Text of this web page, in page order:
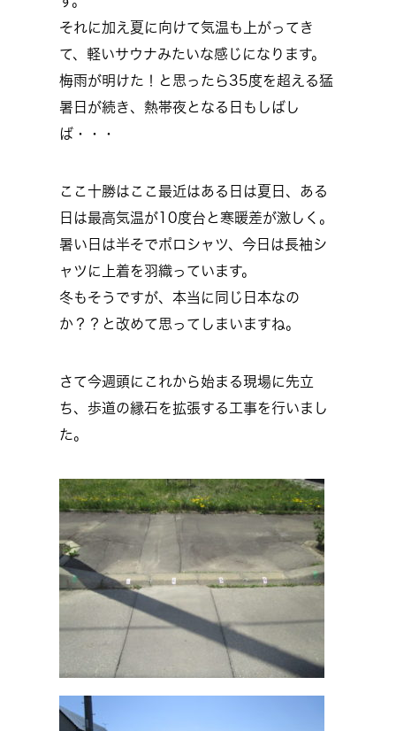
それに加え夏に向けて気温も上がってき
て、軽いサウナみたいな感じになります。
梅雨が明けた！と思ったら35度を超える猛
暑日が続き、熱帯夜となる日もしばし
ば・・・
ここ十勝はここ最近はある日は夏日、ある
日は最高気温が10度台と寒暖差が激しく。
暑い日は半そでポロシャツ、今日は長袖シ
ャツに上着を羽織っています。
冬もそうですが、本当に同じ日本なの
か？？と改めて思ってしまいますね。
さて今週頭にこれから始まる現場に先立
ち、歩道の縁石を拡張する工事を行いまし
た。